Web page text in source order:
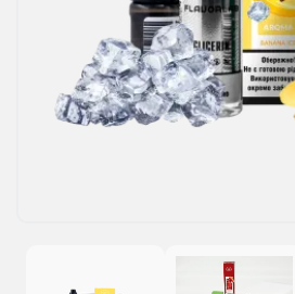
Рідини для електронних сигарет
Подарункові набори